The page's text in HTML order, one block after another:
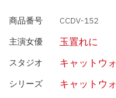
商品番号
CCDV-152
主演女優
玉置れに
スタジオ キャットウ
シリーズ キャットウ